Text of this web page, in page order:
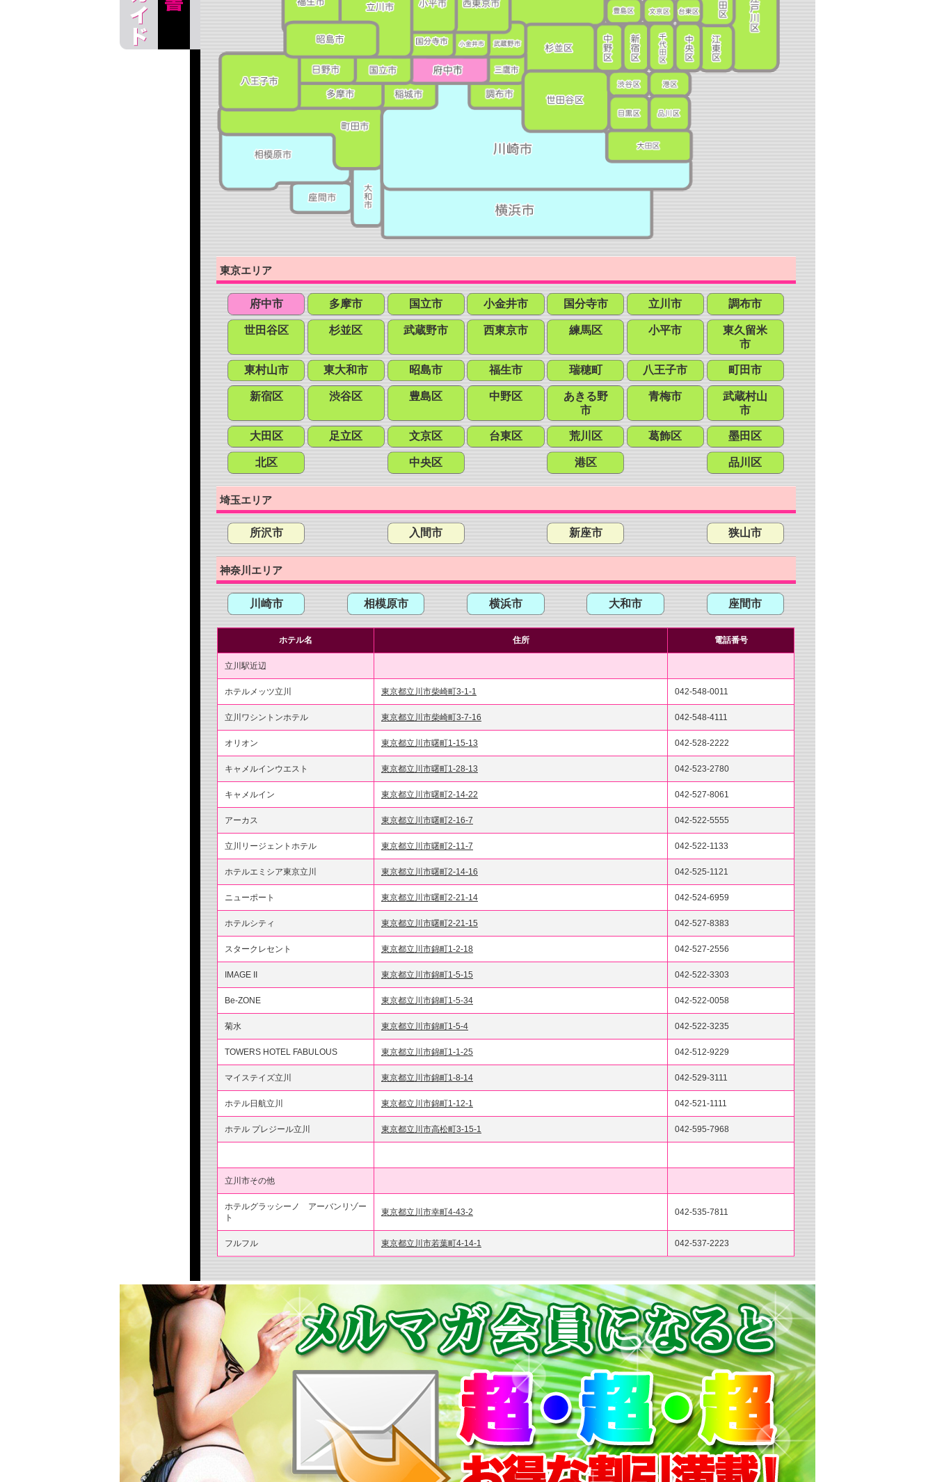
東京エリア
府中市 多摩市 国立市 小金井市 国分寺市 立川市 調布市
世田谷区 杉並区 武蔵野市 西東京市 練馬区 小平市
東久留米
市
東村山市 東大和市 昭島市 福生市 瑞穂町 八王子市 町田市
新宿区 渋谷区 豊島区 中野区
あきる野
市
青梅市
武蔵村山
市
大田区 足立区 文京区 台東区 荒川区 葛飾区 墨田区
北区 中央区 港区 品川区
埼玉エリア
所沢市 入間市 新座市 狭山市
神奈川エリア
川崎市 相模原市 横浜市 大和市 座間市
ホテル名 住所 電話番号
立川駅近辺
ホテルメッツ立川 東京都立川市柴崎町3-1-1 042-548-0011
立川ワシントンホテル 東京都立川市柴崎町3-7-16 042-548-4111
オリオン 東京都立川市曙町1-15-13 042-528-2222
キャメルインウエスト 東京都立川市曙町1-28-13 042-523-2780
キャメルイン 東京都立川市曙町2-14-22 042-527-8061
アーカス 東京都立川市曙町2-16-7 042-522-5555
立川リージェントホテル 東京都立川市曙町2-11-7 042-522-1133
ホテルエミシア東京立川 東京都立川市曙町2-14-16 042-525-1121
ニューポート 東京都立川市曙町2-21-14 042-524-6959
ホテルシティ 東京都立川市曙町2-21-15 042-527-8383
スタークレセント 東京都立川市錦町1-2-18 042-527-2556
IMAGE II 東京都立川市錦町1-5-15 042-522-3303
Be-ZONE 東京都立川市錦町1-5-34 042-522-0058
菊水 東京都立川市錦町1-5-4 042-522-3235
TOWERS HOTEL FABULOUS 東京都立川市錦町1-1-25 042-512-9229
マイステイズ立川 東京都立川市錦町1-8-14 042-529-3111
ホテル日航立川 東京都立川市錦町1-12-1 042-521-1111
ホテル プレジール立川 東京都立川市高松町3-15-1 042-595-7968
立川市その他
ホテルグラッシーノ アーバンリゾー
ト
東京都立川市幸町4-43-2 042-535-7811
フルフル 東京都立川市若葉町4-14-1 042-537-2223